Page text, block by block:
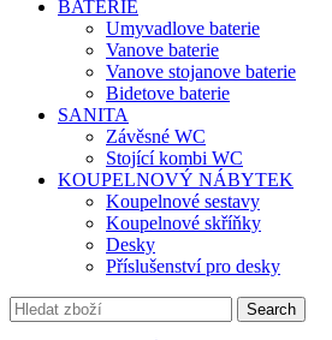
BATERIE
Umyvadlove baterie
Vanove baterie
Vanove stojanove baterie
Bidetove baterie
SANITA
Závěsné WC
Stojící kombi WC
KOUPELNOVÝ NÁBYTEK
Koupelnové sestavy
Koupelnové skříňky
Desky
Příslušenství pro desky
Search